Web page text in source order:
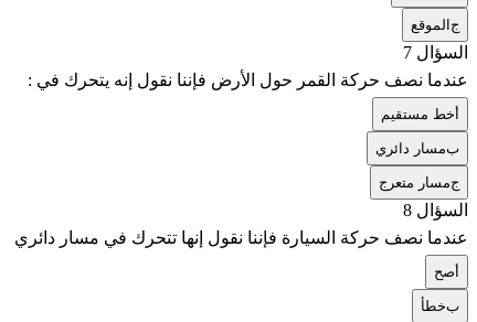
ج الموقع
السؤال 7
عندما نصف حركة القمر حول الأرض فإننا نقول إنه يتحرك في :
أخط مستقيم
بمسار دائري
جمسار متعرج
السؤال 8
عندما نصف حركة السيارة فإننا نقول إنها تتحرك في مسار دائري
أصح
بخطأ